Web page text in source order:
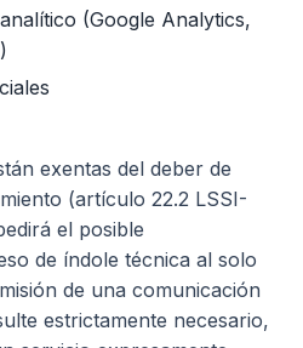
(Google Analytics,
exentas del deber de
(artículo 22.2 LSSI-
el posible
de índole técnica al solo
de una comunicación
estrictamente necesario,